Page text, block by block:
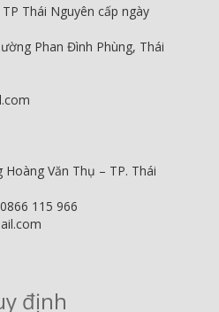
Thái Nguyên cấp ngày
Phan Đình Phùng, Thái
Văn Thụ – TP. Thái
115 966
định